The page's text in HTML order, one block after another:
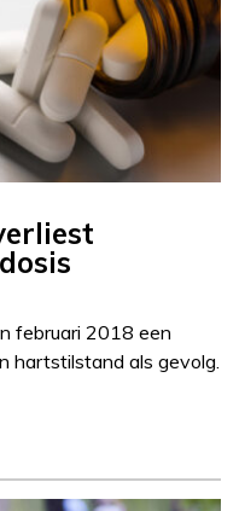
februari 2018 een
hartstilstand als gevolg.